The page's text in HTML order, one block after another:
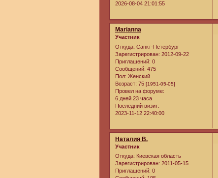
2026-08-04 21:01:55
Marianna
Участник
Откуда: Санкт-Петербург
Зарегистрирован: 2012-09-22
Приглашений: 0
Сообщений: 475
Пол: Женский
Возраст: 75 [1951-05-05]
Провел на форуме:
6 дней 23 часа
Последний визит:
2023-11-12 22:40:00
Наталия В.
Участник
Откуда: Киевская область
Зарегистрирован: 2011-05-15
Приглашений: 0